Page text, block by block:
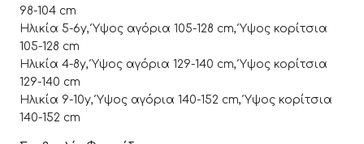
98-104 cm
Ηλικία 5-6y, Ύψος αγόρια 105-128 cm, Ύψος κορίτσια
105-128 cm
Ηλικία 4-8y, Ύψος αγόρια 129-140 cm, Ύψος κορίτσια
129-140 cm
Ηλικία 9-10y, Ύψος αγόρια 140-152 cm, Ύψος κορίτσια
140-152 cm